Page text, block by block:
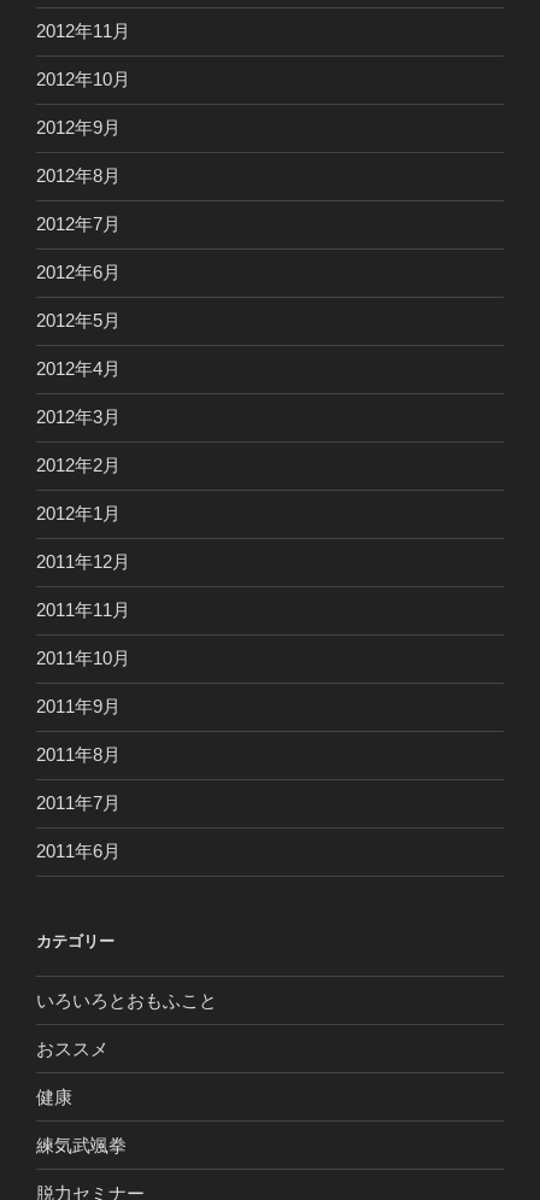
2012年11月
2012年10月
2012年9月
2012年8月
2012年7月
2012年6月
2012年5月
2012年4月
2012年3月
2012年2月
2012年1月
2011年12月
2011年11月
2011年10月
2011年9月
2011年8月
2011年7月
2011年6月
カテゴリー
いろいろとおもふこと
おススメ
健康
練気武颯拳
脱力セミナー